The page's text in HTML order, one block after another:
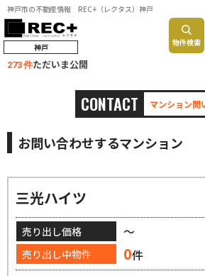
神戸市の不動産情報 REC+（レクタス）神戸
神戸 物件検索
273 件ただいま公開
CONTACT マンション問
お問い合わせするマンション
三光ハイツ
売り出し価格 ～
売り出し中物件 0件